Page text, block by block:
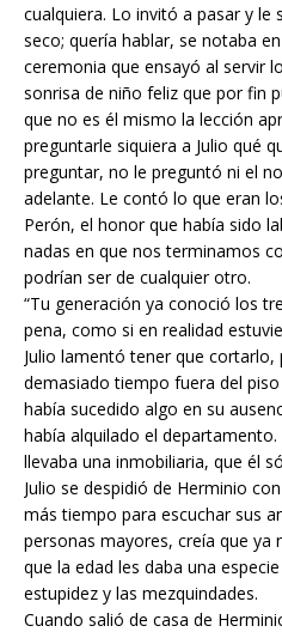
cualquiera. Lo invitó a pasar y le
seco; quería hablar, se notaba
ceremonia que ensayó al servir
sonrisa de niño feliz que por fin
que no es él mismo la lección
preguntarle siquiera a Julio qué
preguntar, no le preguntó ni el
adelante. Le contó lo que eran
Perón, el honor que había sido
nadas en que nos terminamos
podrían ser de cualquier otro.
“Tu generación ya conoció los
pena, como si en realidad
Julio lamentó tener que cortarlo,
demasiado tiempo fuera del
había sucedido algo en su
había alquilado el
llevaba una inmobiliaria, que él
Julio se despidió de Herminio
más tiempo para escuchar sus
personas mayores, creía que ya
que la edad les daba una
estupidez y las mezquindades.
Cuando salió de casa de